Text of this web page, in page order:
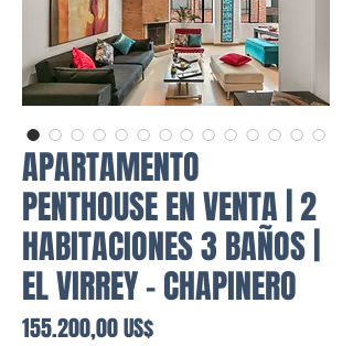
APARTAMENTO
PENTHOUSE EN VENTA | 2
HABITACIONES 3 BAÑOS |
EL VIRREY - CHAPINERO
155.200,00 US$Precio